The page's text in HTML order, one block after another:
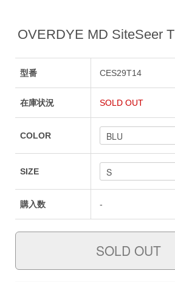
OVERDYE MD SiteSeer T
型番 CES29T14
在庫状況 SOLD OUT
COLOR
SIZE
購入数 -